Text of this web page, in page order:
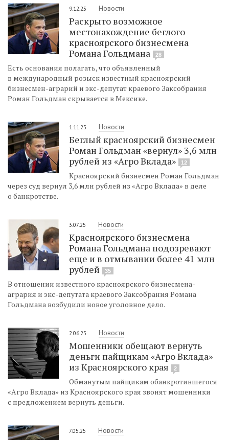
9.12.25 Новости
Раскрыто возможное
местонахождение беглого
красноярского бизнесмена
Романа Гольдмана
28
Есть основания полагать, что объявленный
в международный розыск известный красноярский
бизнесмен-аграрий и экс-депутат краевого Заксобрания
Роман Гольдман скрывается в Мексике.
1.11.25 Новости
Беглый красноярский бизнесмен
Роман Гольдман «вернул» 3,6 млн
рублей из «Агро Вклада»
12
Красноярский бизнесмен Роман Гольдман
через суд вернул 3,6 млн рублей из «Агро Вклада» в деле
о банкротстве.
3.07.25 Новости
Красноярского бизнесмена
Романа Гольдмана подозревают
еще и в отмывании более 41 млн
рублей
35
В отношении известного красноярского бизнесмена-
агрария и экс-депутата краевого Заксобрания Романа
Гольдмана возбудили новое уголовное дело.
2.06.25 Новости
Мошенники обещают вернуть
деньги пайщикам «Агро Вклада»
из Красноярского края
2
Обманутым пайщикам обанкротившегося
«Агро Вклада» из Красноярского края звонят мошенники
с предложением вернуть деньги.
7.05.25 Новости